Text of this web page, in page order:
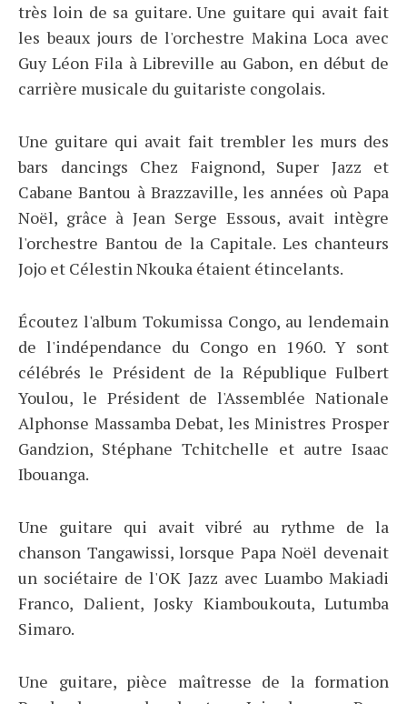
très loin de sa guitare. Une guitare qui avait fait
les beaux jours de l'orchestre Makina Loca avec
Guy Léon Fila à Libreville au Gabon, en début de
carrière musicale du guitariste congolais.
Une guitare qui avait fait trembler les murs des
bars dancings Chez Faignond, Super Jazz et
Cabane Bantou à Brazzaville, les années où Papa
Noël, grâce à Jean Serge Essous, avait intègre
l'orchestre Bantou de la Capitale. Les chanteurs
Jojo et Célestin Nkouka étaient étincelants.
Écoutez l'album Tokumissa Congo, au lendemain
de l'indépendance du Congo en 1960. Y sont
célébrés le Président de la République Fulbert
Youlou, le Président de l'Assemblée Nationale
Alphonse Massamba Debat, les Ministres Prosper
Gandzion, Stéphane Tchitchelle et autre Isaac
Ibouanga.
Une guitare qui avait vibré au rythme de la
chanson Tangawissi, lorsque Papa Noël devenait
un sociétaire de l'OK Jazz avec Luambo Makiadi
Franco, Dalient, Josky Kiamboukouta, Lutumba
Simaro.
Une guitare, pièce maîtresse de la formation